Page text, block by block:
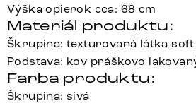
Výška opierok cca: 68 cm
Materiál produktu:
Škrupina: texturovaná látka soft
Podstava: kov práškovo
Farba produktu:
Škrupina: sivá